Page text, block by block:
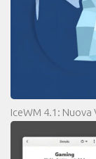
IceWM 4.1: